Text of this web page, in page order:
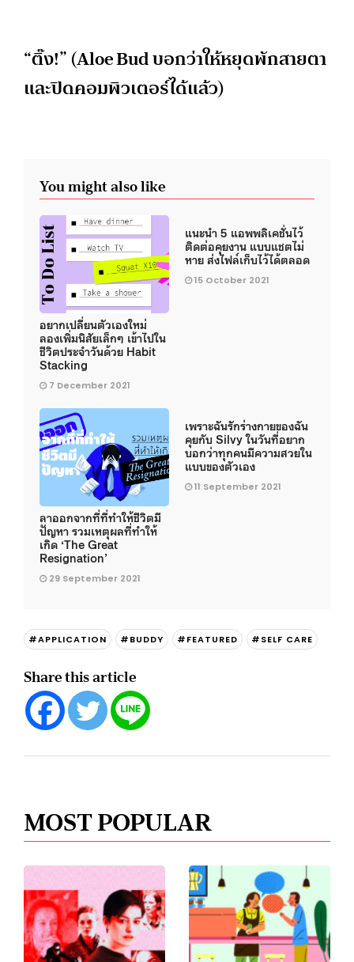
“ติ๊ง!” (Aloe Budบอกว่าให้หยุดพักสายตา
และปิดคอมพิวเตอร์ได้แล้ว)
You might also like
อยากเปลี่ยนตัวเองใหม่
ลองเพิ่มนิสัยเล็กๆ เข้าไปใน
ชีวิตประจำวันด้วย Habit
Stacking
7 December 2021
แนะนำ 5 แอพพลิเคชั่นไว้
ติดต่อคุยงาน แบบแชตไม่
หาย ส่งไฟล์เก็บไว้ได้ตลอด
15 October 2021
ลาออกจากที่ที่ทำให้ชีวิตมี
ปัญหา รวมเหตุผลที่ทำให้
เกิด ‘The Great
Resignation’
29 September 2021
เพราะฉันรักร่างกายของฉัน
คุยกับ Silvy ในวันที่อยาก
บอกว่าทุกคนมีความสวยใน
แบบของตัวเอง
11 September 2021
#APPLICATION #BUDDY #FEATURED #SELF CARE
Share this article
MOST POPULAR